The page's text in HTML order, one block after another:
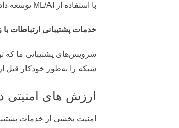
با استفاده از ML/AI توسعه داده است تا قابلیت‌های جداسازی خطا و تجزیه و تحلیل علت ریشه‌ای را بهبود بخشد.
خدمات پشتیبانی ارتباطات با
شبکه را به‌طور خودکار قبل
ارزش های امنیتی
امنیت بخشی از خدمات